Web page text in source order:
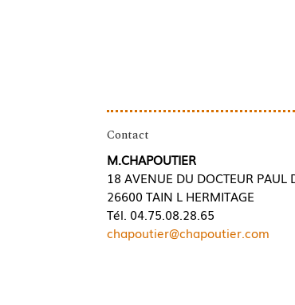
Contact
M.CHAPOUTIER
18 AVENUE DU DOCTEUR PAUL
26600 TAIN L HERMITAGE
Tél. 04.75.08.28.65
chapoutier@chapoutier.com